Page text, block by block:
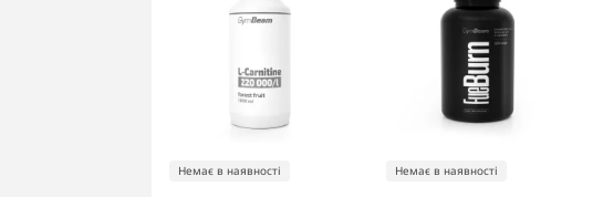
Немає в наявності Немає в наявності